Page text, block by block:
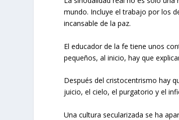
mundo. Incluye el trabajo por los
incansable de la paz.
El educador de la fe tiene unos
pequeños, al inicio, hay que
Después del cristocentrismo hay
juicio, el cielo, el purgatorio y el
Una cultura secularizada se ha